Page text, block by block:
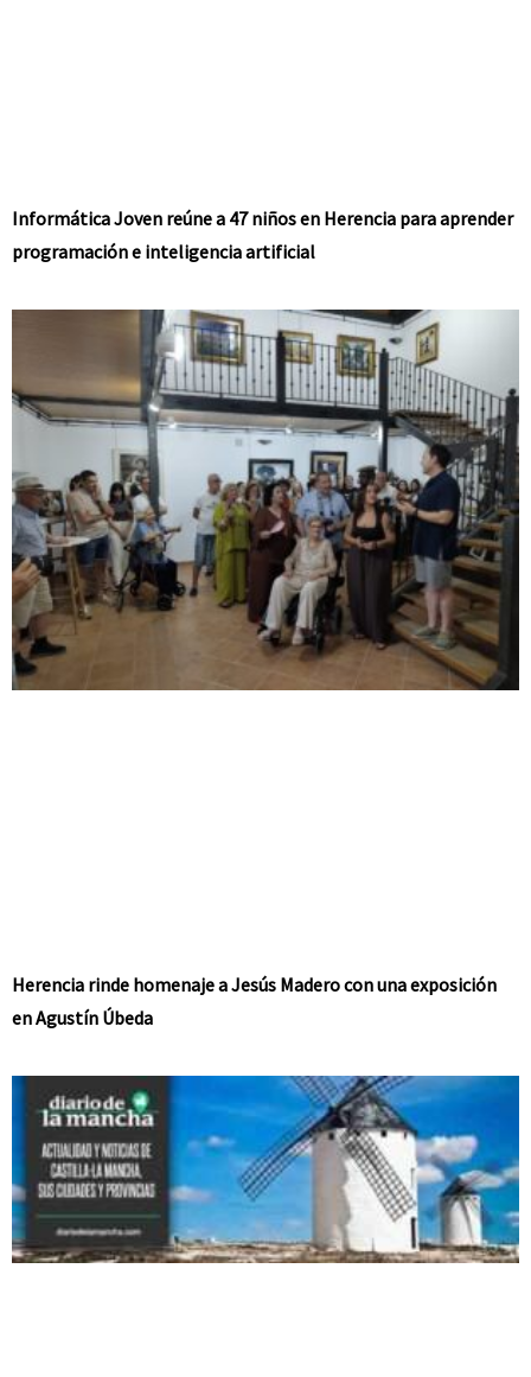
Informática Joven reúne a 47 niños en Herencia para aprender
programación e inteligencia artificial
Herencia rinde homenaje a Jesús Madero con una exposición
en Agustín Úbeda